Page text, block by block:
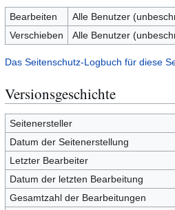
Bearbeiten
Alle Benutzer
Verschieben
Alle Benutzer
Das Seitenschutz-Logbuch für diese
Versionsgeschichte
Seitenersteller
Datum der Seitenerstellung
Letzter Bearbeiter
Datum der letzten Bearbeitung
Gesamtzahl der Bearbeitungen